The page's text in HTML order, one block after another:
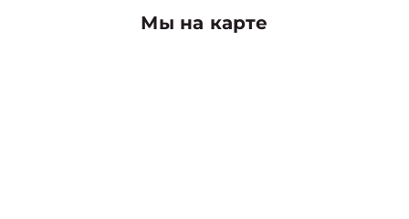
Мы на карте